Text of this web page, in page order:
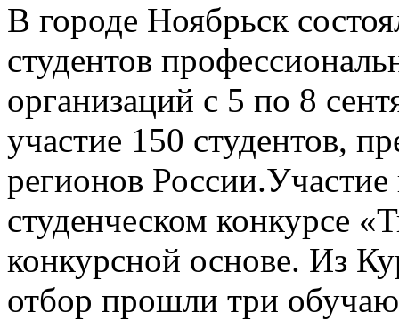
В городе Ноябрьск
студентов
организаций с 5 по 8
участие 150 студентов,
регионов
студенческом конкурсе
конкурсной основе. Из
отбор прошли три